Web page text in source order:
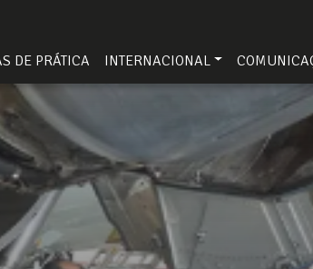
DE PRÁTICA INTERNACIONAL